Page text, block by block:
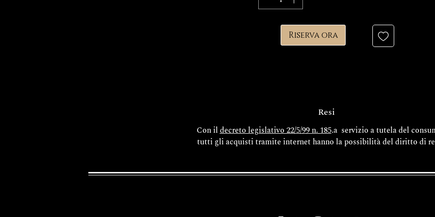
Riserva ora
Resi
Con ildecreto legislativo 22/5/99 n. 185.a servizio a tutela del
tutti gli acquisti tramite internet hanno la possibilità del diritto di